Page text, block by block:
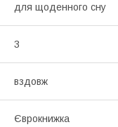
для щоденного сну
3
вздовж
Єврокнижка